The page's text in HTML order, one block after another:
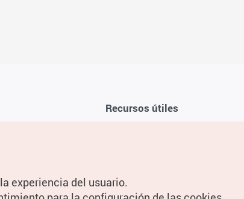
Recursos útiles
Guías digitales
experiencia del usuario.